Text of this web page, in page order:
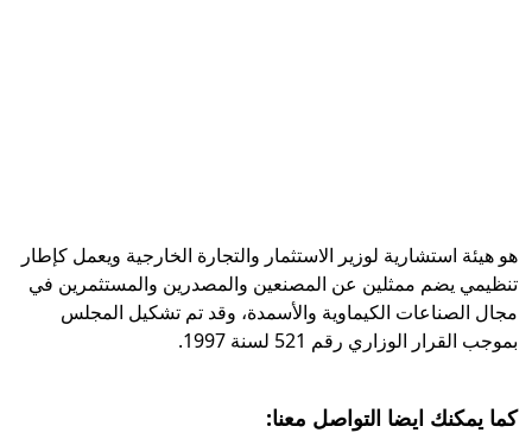
هو هيئة استشارية لوزير الاستثمار والتجارة الخارجية ويعمل كإطار
تنظيمي يضم ممثلين عن المصنعين والمصدرين والمستثمرين في
مجال الصناعات الكيماوية والأسمدة، وقد تم تشكيل المجلس
بموجب القرار الوزاري رقم 521 لسنة 1997.
كما يمكنك ايضا التواصل معنا: